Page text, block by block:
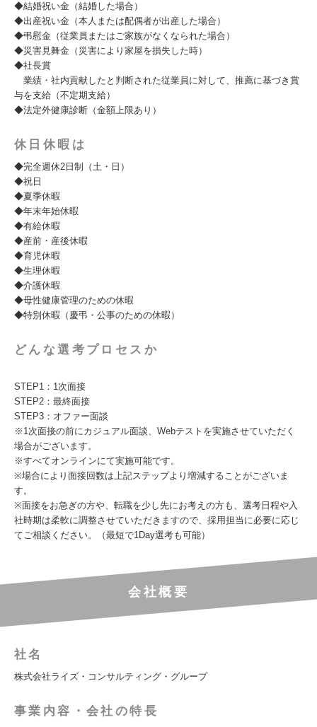
◆結婚祝い金（結婚した場合）
◆出産祝い金（本人または配偶者が出産した場合）
◆弔慰金（従業員またはご家族がなくなられた場合）
◆災害見舞金（災害により家屋を損失した時）
◆社長賞
業績・社内貢献したと判断された従業員に対して、推薦に基づき賞
与を支給（不定期支給）
◆法定外健康診断（金額上限あり）
休日休暇は
◆完全週休2日制（土・日）
◆祝日
◆夏季休暇
◆年末年始休暇
◆有給休暇
◆産前・産後休暇
◆育児休暇
◆生理休暇
◆介護休暇
◆母性健康管理のための休暇
◆特別休暇（慶弔・公事のための休暇）
どんな選考プロセスか
STEP1：1次面接
STEP2：最終面接
STEP3：オファー面談
※1次面接の前にカジュアル面談、Webテストを実施させていただく
場合がございます。
※すべてオンラインにて実施可能です。
※場合により面接回数は上記ステップより増減することがございま
す。
※面接をお急ぎの方や、転職を少し先にお考えの方も、選考日程や入
社時期は柔軟に調整させていただきますので、採用担当に必要に応じ
てご相談ください。（最短で1Day選考も可能）
会社概要
社名
株式会社ライズ・コンサルティング・グループ
事業内容・会社の特長